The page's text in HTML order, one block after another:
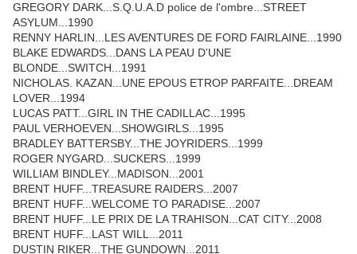
GREGORY DARK...S.Q.U.A.D police de l'ombre...STREET
ASYLUM...1990
RENNY HARLIN...LES AVENTURES DE FORD FAIRLAINE...1990
BLAKE EDWARDS...DANS LA PEAU D'UNE
BLONDE...SWITCH...1991
NICHOLAS. KAZAN...UNE EPOUS ETROP PARFAITE...DREAM
LOVER...1994
LUCAS PATT...GIRL IN THE CADILLAC...1995
PAUL VERHOEVEN...SHOWGIRLS...1995
BRADLEY BATTERSBY...THE JOYRIDERS...1999
ROGER NYGARD...SUCKERS...1999
WILLIAM BINDLEY...MADISON...2001
BRENT HUFF...TREASURE RAIDERS...2007
BRENT HUFF...WELCOME TO PARADISE...2007
BRENT HUFF...LE PRIX DE LA TRAHISON...CAT CITY...2008
BRENT HUFF...LAST WILL...2011
DUSTIN RIKER...THE GUNDOWN...2011